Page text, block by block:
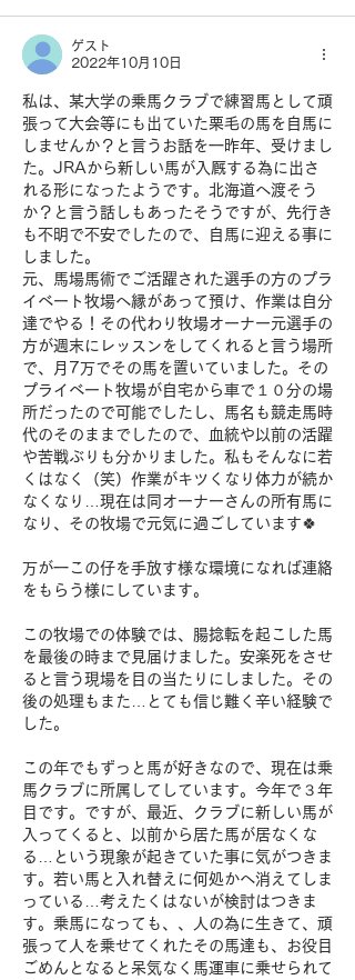
ゲスト
2022年10月10日
私は、某大学の乗馬クラブで練習馬として頑
張って大会等にも出ていた栗毛の馬を自馬に
しませんか？と言うお話を一昨年、受けまし
た。JRAから新しい馬が入厩する為に出さ
れる形になったようです。北海道へ渡そう
か？と言う話しもあったそうですが、先行き
も不明で不安でしたので、自馬に迎える事に
しました。
元、馬場馬術でご活躍された選手の方のプラ
イベート牧場へ縁があって預け、作業は自分
達でやる！その代わり牧場オーナー元選手の
方が週末にレッスンをしてくれると言う場所
で、月7万でその馬を置いていました。その
プライベート牧場が自宅から車で１０分の場
所だったので可能でしたし、馬名も競走馬時
代のそのままでしたので、血統や以前の活躍
や苦戦ぶりも分かりました。私もそんなに若
くはなく（笑）作業がキツくなり体力が続か
なくなり…現在は同オーナーさんの所有馬に
なり、その牧場で元気に過ごしています🍀
万が一この仔を手放す様な環境になれば連絡
をもらう様にしています。
この牧場での体験では、腸捻転を起こした馬
を最後の時まで見届けました。安楽死をさせ
ると言う現場を目の当たりにしました。その
後の処理もまた…とても信じ難く辛い経験で
した。
この年でもずっと馬が好きなので、現在は乗
馬クラブに所属してしています。今年で３年
目です。ですが、最近、クラブに新しい馬が
入ってくると、以前から居た馬が居なくな
る…という現象が起きていた事に気がつきま
す。若い馬と入れ替えに何処かへ消えてしま
っている…考えたくはないが検討はつきま
す。乗馬になっても、、人の為に生きて、頑
張って人を乗せてくれたその馬達も、お役目
ごめんとなると呆気なく馬運車に乗せられて